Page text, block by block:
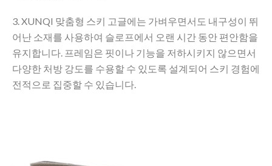
3. XUNQI 맞춤형 스키 고글에는 가벼우면서도 내구성이 뛰
어난 소재를 사용하여 슬로프에서 오랜 시간 동안 편안함을
유지합니다. 프레임은 핏이나 기능을 저하시키지 않으면서
다양한 처방 강도를 수용할 수 있도록 설계되어 스키 경험에
전적으로 집중할 수 있습니다.